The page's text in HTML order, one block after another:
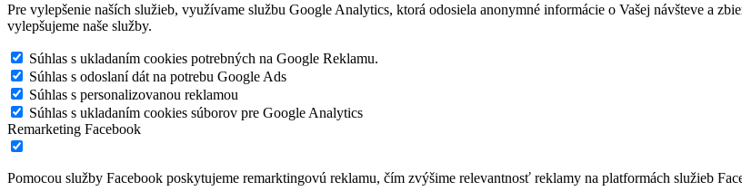
Pre vylepšenie naších služieb, využívame službu Google Analytics, ktorá odosiela anonymné informácie o Vašej návšteve a
vylepšujeme naše služby.
Súhlas s ukladaním cookies potrebných na Google Reklamu.
Súhlas s odoslaní dát na potrebu Google Ads
Súhlas s personalizovanou reklamou
Súhlas s ukladaním cookies súborov pre Google Analytics
Remarketing Facebook
Pomocou služby Facebook poskytujeme remarktingovú reklamu, čím zvýšime relevantnosť reklamy na platformách služieb